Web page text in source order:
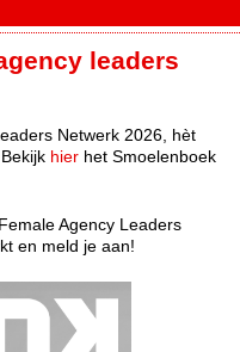
leaders
Netwerk 2026, hèt
hier het Smoelenboek
Agency Leaders
en meld je aan!